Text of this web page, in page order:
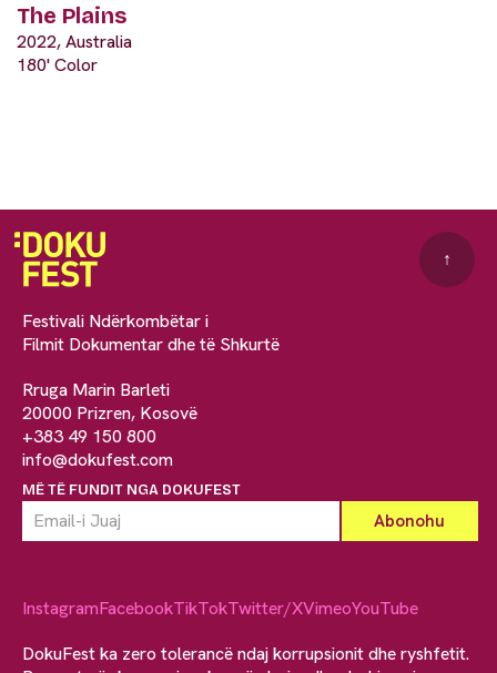
The Plains
2022, Australia
180' Color
Festivali Ndërkombëtar i
Filmit Dokumentar dhe të Shkurtë
Rruga Marin Barleti
20000 Prizren, Kosovë
+383 49 150 800
info@dokufest.com
MË TË FUNDIT NGA DOKUFEST
↑
InstagramFacebookTikTokTwitter/XVimeoYouTube
DokuFest ka zero tolerancë ndaj korrupsionit dhe ryshfetit.